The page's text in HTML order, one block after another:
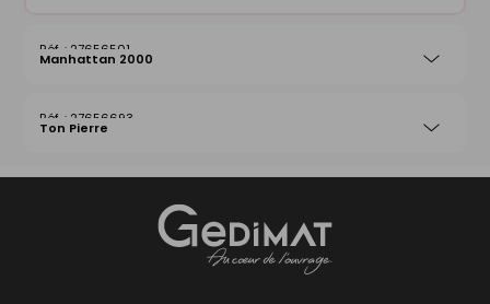
27656501
Manhattan 2000
27656693
Ton Pierre